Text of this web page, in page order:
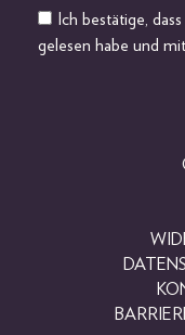
Ich bestätige,
gelesen habe und